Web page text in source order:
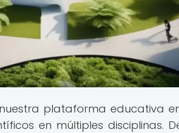
plataforma educativa
en múltiples disciplinas.